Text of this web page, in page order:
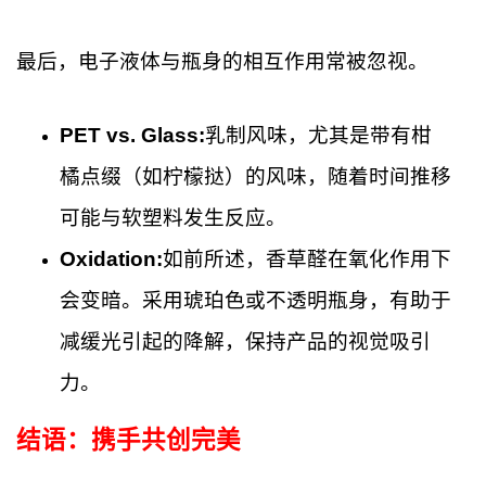
最后，电子液体与瓶身的相互作用常被忽视。
PET vs. Glass:乳制风味，尤其是带有柑
橘点缀（如柠檬挞）的风味，随着时间推移
可能与软塑料发生反应。
Oxidation:如前所述，香草醛在氧化作用下
会变暗。采用琥珀色或不透明瓶身，有助于
减缓光引起的降解，保持产品的视觉吸引
力。
结语：携手共创完美